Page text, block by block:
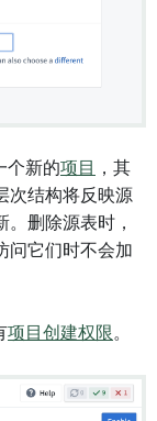
个新的项目
，其
次结构将反映源
删除源表时，
问它们时不会加
项目创建权限。